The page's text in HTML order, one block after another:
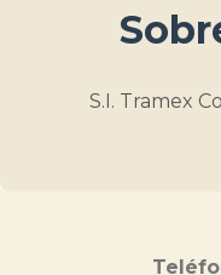
S.I. Tramex